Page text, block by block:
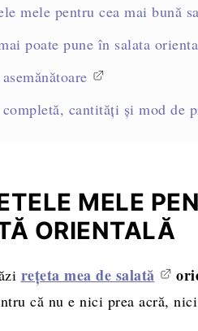
mele pentru cea mai bună
poate pune în salata
cantități și mod de
MELE
ORIENTALĂ
rețeta mea de salată
că nu e nici prea acră,